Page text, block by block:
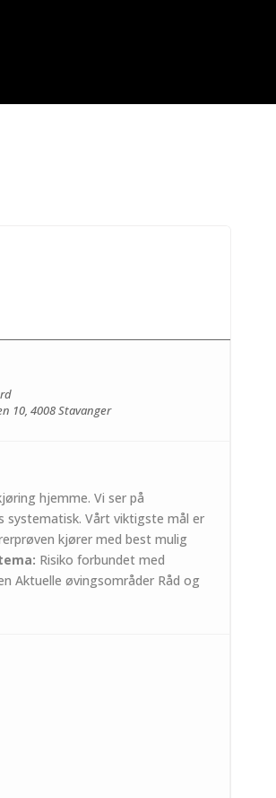
10, 4008 Stavanger
hjemme. Vi ser på
systematisk. Vårt viktigste mål er
kjører med best mulig
Risiko forbundet med
Aktuelle øvingsområder Råd og